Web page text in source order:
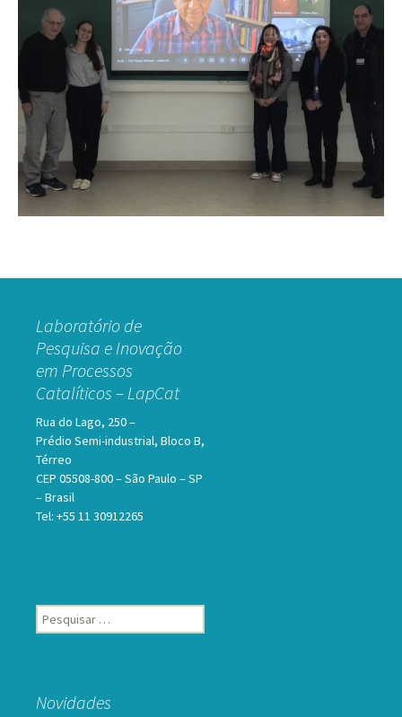
Laboratório de
Pesquisa e Inovação
em Processos
Catalíticos – LapCat
Rua do Lago, 250 –
Prédio Semi-industrial, Bloco B,
Térreo
CEP 05508-800 – São Paulo – SP
– Brasil
Tel: +55 11 30912265
Pesquisar
por:
Novidades